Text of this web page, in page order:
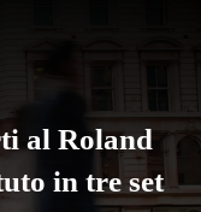
al Roland
in tre set